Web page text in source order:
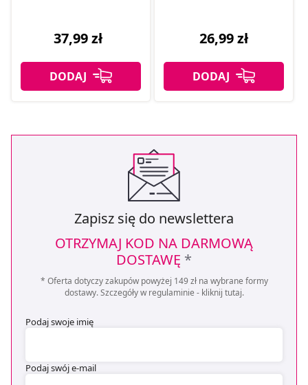
37,99 zł 26,99 zł
Zapisz się do newslettera
OTRZYMAJ KOD NA DARMOWĄ
DOSTAWĘ *
* Oferta dotyczy zakupów powyżej 149 zł na wybrane formy
dostawy. Szczegóły w regulaminie - kliknij tutaj.
Podaj swoje imię
Podaj swój e-mail